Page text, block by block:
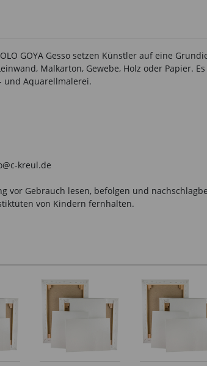
GOYA Gesso setzen Künstler auf eine
Malkarton, Gewebe, Holz oder Papier.
und Aquarellmalerei.
kreul.de
Gebrauch lesen, befolgen und
von Kindern fernhalten.